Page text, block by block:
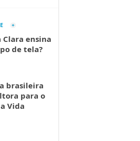
Clara ensina
de tela?
brasileira
para o
Vida